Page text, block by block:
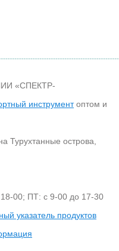
«СПЕКТР-
инструментоптом и
Турухтанные острова,
00; ПТ: с 9-00 до 17-30
указатель продуктов